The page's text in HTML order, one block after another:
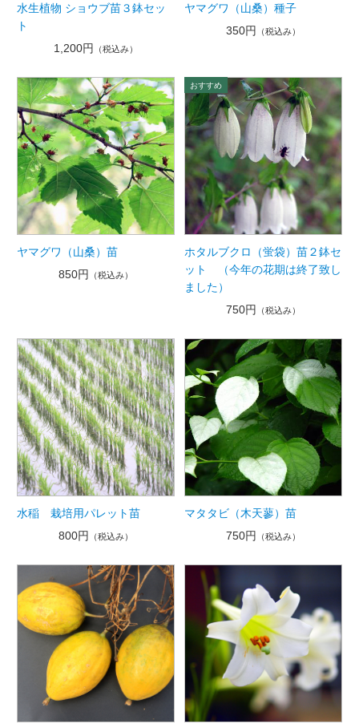
水生植物 ショウブ苗３鉢セッ
ト
1,200円
（税込み）
ヤマグワ（山桑）種子
350円
（税込み）
ヤマグワ（山桑）苗
850円
（税込み）
ホタルブクロ（蛍袋）苗２鉢セ
ット （今年の花期は終了致し
ました）
750円
（税込み）
水稲 栽培用パレット苗
800円
（税込み）
マタタビ（木天蓼）苗
750円
（税込み）